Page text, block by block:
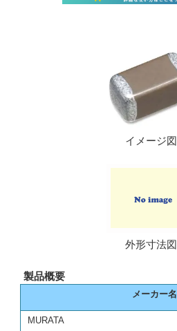
イメージ図
外形寸法図
製品概要
メーカー名
MURATA